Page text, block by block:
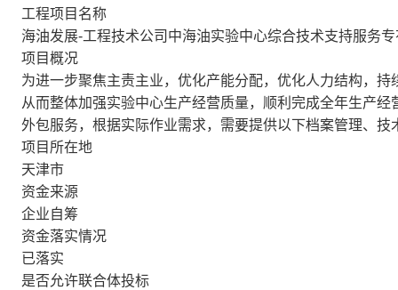
工程项目名称
海油发展-工程技术公司中海油实验中心综合技术支持服务
项目概况
为进一步聚焦主责主业，优化产能分配，优化人力结构，
从而整体加强实验中心生产经营质量，顺利完成全年生产
外包服务，根据实际作业需求，需要提供以下档案管理、
项目所在地
天津市
资金来源
企业自筹
资金落实情况
已落实
是否允许联合体投标